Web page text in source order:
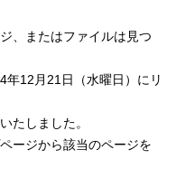
、またはファイルは見つ
年12月21日（水曜日）にリ
たしました。
ージから該当のページを